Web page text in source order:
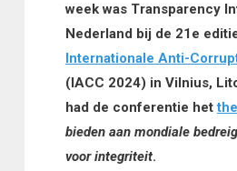
week was Transparency
Nederland bij de 21e
Internationale Anti-
(IACC 2024) in Vilnius,
had de conferentie het
bieden aan mondiale
voor integriteit.